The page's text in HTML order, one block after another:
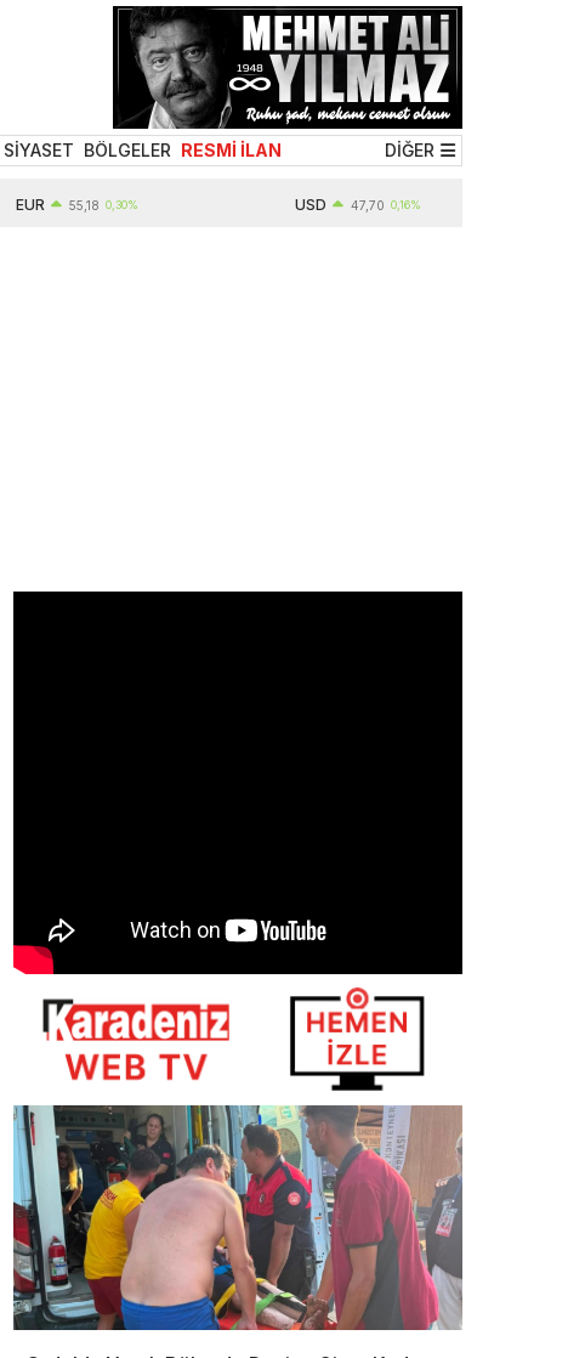
SİYASET BÖLGELER RESMİ İLAN DİĞER
55,18 0,30% 47,70 0,16%